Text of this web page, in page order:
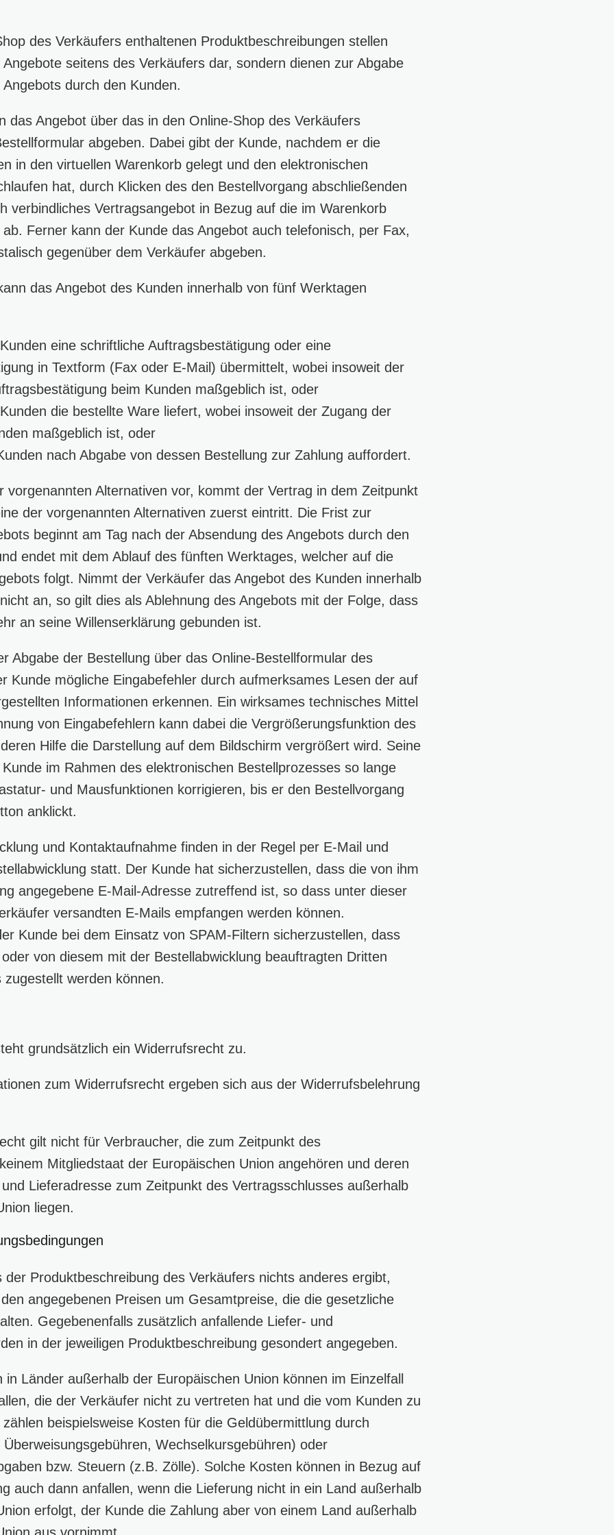
des Verkäufers enthaltenen Produktbeschreibungen stellen
seitens des Verkäufers dar, sondern dienen zur Abgabe
durch den Kunden.
das Angebot über das in den Online-Shop des Verkäufers
abgeben. Dabei gibt der Kunde, nachdem er die
in den virtuellen Warenkorb gelegt und den elektronischen
hat, durch Klicken des den Bestellvorgang abschließenden
verbindliches Vertragsangebot in Bezug auf die im Warenkorb
Ferner kann der Kunde das Angebot auch telefonisch, per Fax,
gegenüber dem Verkäufer abgeben.
das Angebot des Kunden innerhalb von fünf Werktagen
eine schriftliche Auftragsbestätigung oder eine
in Textform (Fax oder E-Mail) übermittelt, wobei insoweit der
beim Kunden maßgeblich ist, oder
die bestellte Ware liefert, wobei insoweit der Zugang der
maßgeblich ist, oder
nach Abgabe von dessen Bestellung zur Zahlung auffordert.
vorgenannten Alternativen vor, kommt der Vertrag in dem Zeitpunkt
der vorgenannten Alternativen zuerst eintritt. Die Frist zur
beginnt am Tag nach der Absendung des Angebots durch den
endet mit dem Ablauf des fünften Werktages, welcher auf die
folgt. Nimmt der Verkäufer das Angebot des Kunden innerhalb
an, so gilt dies als Ablehnung des Angebots mit der Folge, dass
an seine Willenserklärung gebunden ist.
Abgabe der Bestellung über das Online-Bestellformular des
Kunde mögliche Eingabefehler durch aufmerksames Lesen der auf
Informationen erkennen. Ein wirksames technisches Mittel
von Eingabefehlern kann dabei die Vergrößerungsfunktion des
Hilfe die Darstellung auf dem Bildschirm vergrößert wird. Seine
im Rahmen des elektronischen Bestellprozesses so lange
und Mausfunktionen korrigieren, bis er den Bestellvorgang
anklickt.
und Kontaktaufnahme finden in der Regel per E-Mail und
statt. Der Kunde hat sicherzustellen, dass die von ihm
angegebene E-Mail-Adresse zutreffend ist, so dass unter dieser
versandten E-Mails empfangen werden können.
Kunde bei dem Einsatz von SPAM-Filtern sicherzustellen, dass
von diesem mit der Bestellabwicklung beauftragten Dritten
werden können.
grundsätzlich ein Widerrufsrecht zu.
zum Widerrufsrecht ergeben sich aus der Widerrufsbelehrung
gilt nicht für Verbraucher, die zum Zeitpunkt des
Mitgliedstaat der Europäischen Union angehören und deren
Lieferadresse zum Zeitpunkt des Vertragsschlusses außerhalb
liegen.
Produktbeschreibung des Verkäufers nichts anderes ergibt,
angegebenen Preisen um Gesamtpreise, die die gesetzliche
Gegebenenfalls zusätzlich anfallende Liefer- und
in der jeweiligen Produktbeschreibung gesondert angegeben.
Länder außerhalb der Europäischen Union können im Einzelfall
die der Verkäufer nicht zu vertreten hat und die vom Kunden zu
beispielsweise Kosten für die Geldübermittlung durch
Wechselkursgebühren) oder
bzw. Steuern (z.B. Zölle). Solche Kosten können in Bezug auf
auch dann anfallen, wenn die Lieferung nicht in ein Land außerhalb
erfolgt, der Kunde die Zahlung aber von einem Land außerhalb